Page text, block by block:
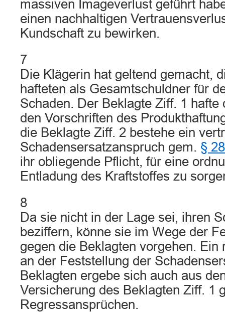
massiven Imageverlust geführt
einen nachhaltigen
Kundschaft zu bewirken.
7
Die Klägerin hat geltend gemacht,
hafteten als Gesamtschuldner für
Schaden. Der Beklagte Ziff. 1 hafte
den Vorschriften des
die Beklagte Ziff. 2 bestehe ein
Schadensersatzanspruch gem. §
ihr obliegende Pflicht, für eine
Entladung des Kraftstoffes zu
8
Da sie nicht in der Lage sei, ihren
beziffern, könne sie im Wege der
gegen die Beklagten vorgehen. Ein
an der Feststellung der
Beklagten ergebe sich auch aus
Versicherung des Beklagten Ziff. 1
Regressansprüchen.